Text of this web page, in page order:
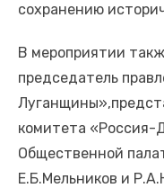
🕯 22 июня — День
Президент по
социально-
субъектов России.
сохранению
В мероприятии
председатель
комитета «Россия-
Общественной
Е.Б.Мельников и